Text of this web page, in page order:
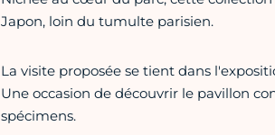
Japon, loin du tumulte parisien.
La visite proposée se tient dans
Une occasion de découvrir le pavillon
spécimens.